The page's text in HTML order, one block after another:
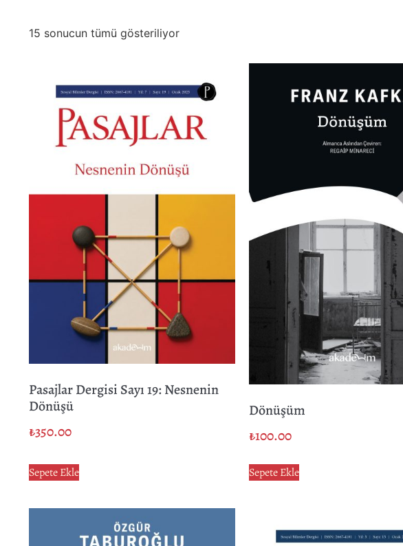
15 sonucun tümü gösteriliyor
Pasajlar Dergisi Sayı 19: Nesnenin
Dönüşü
₺350.00
Sepete Ekle
Dönüşüm
₺100.00
Sepete Ekle